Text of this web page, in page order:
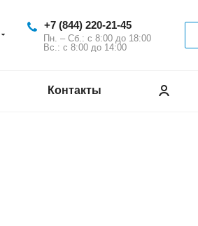
+7 (844) 220-21-45
Пн. – Сб.: с 8:00 до 18:00
Вс.: с 8:00 до 14:00
Контакты